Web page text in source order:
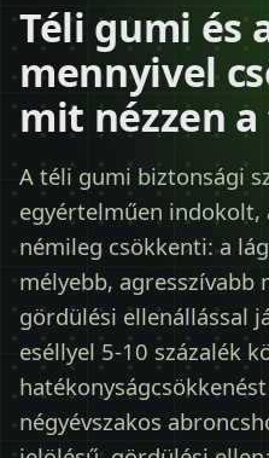
Modellek
Kapcsolat
Blog
+36 30
Téli gumi és
mennyivel
mit nézzen
A téli gumi biztonsági
egyértelműen indokolt,
némileg csökkenti: a
mélyebb, agresszívabb
gördülési ellenállással
eséllyel 5-10 százalék
négyévszakos